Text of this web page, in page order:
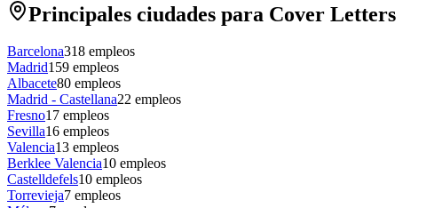
Principales ciudades para Cover Letters
Barcelona318 empleos
Madrid159 empleos
Albacete80 empleos
Madrid - Castellana22 empleos
Fresno17 empleos
Sevilla16 empleos
Valencia13 empleos
Berklee Valencia10 empleos
Castelldefels10 empleos
Torrevieja7 empleos